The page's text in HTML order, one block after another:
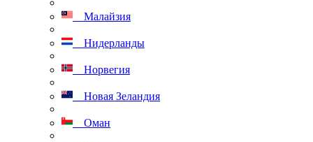
Малайзия
Нидерланды
Норвегия
Новая Зеландия
Оман